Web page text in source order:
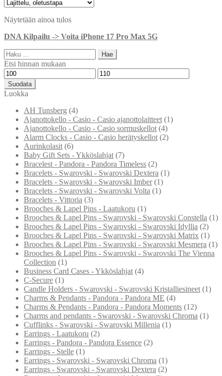
Näytetään ainoa tulos
DNA Kilpailu -> Voita iPhone 17 Pro Max 5G
Haku:
Etsi hinnan mukaan
Minimihinta
Maksimihinta
Suodata
Luokka
AH Tunsberg (4)
Ajanottokello - Casio - Casio ajanottolaitteet (1)
Ajanottokello - Casio - Casio sormuskellot (4)
Alarm Clocks - Casio - Casio herätyskellot (2)
Aurinkolasit (6)
Baby Gift Sets - Ykköslahjat (7)
Bracelest - Pandora - Pandora Timeless (2)
Bracelets - Swarovski - Swarovski Dextera (1)
Bracelets - Swarovski - Swarovski Imber (1)
Bracelets - Swarovski - Swarovski Volta (1)
Bracelets - Vittoria (3)
Brooches & Lapel Pins - Laatukoru (1)
Brooches & Lapel Pins - Swarovski - Swarovski Constella (1)
Brooches & Lapel Pins - Swarovski - Swarovski Idyllia (2)
Brooches & Lapel Pins - Swarovski - Swarovski Matrix (1)
Brooches & Lapel Pins - Swarovski - Swarovski Mesmera (1)
Brooches & Lapel Pins - Swarovski - Swarovski The Vienna
Collection (1)
Business Card Cases - Ykköslahjat (4)
C-Secure (1)
Candle Holders - Swarovski - Swarovski Kristalliesineet (1)
Charms & Pendants - Pandora - Pandora ME (4)
Charms & Pendants - Pandora - Pandora Moments (12)
Charms and pendants - Swarovski - Swarovski Chroma (1)
Cufflinks - Swarovski - Swarovski Millenia (1)
Earrings - Laatukoru (2)
Earrings - Pandora - Pandora Essence (2)
Earrings - Stelle (1)
Earrings - Swarovski - Swarovski Chroma (1)
Earrings - Swarovski - Swarovski Dextera (2)